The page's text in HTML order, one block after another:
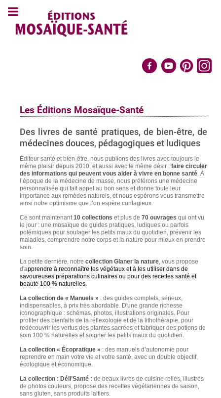
Les Éditions Mosaïque-Santé
Des livres de santé pratiques, de bien-être, de
médecines douces, pédagogiques et ludiques
Éditeur santé et bien-être, nous publions des livres avec toujours le
même plaisir depuis 2010, et aussi avec le même désir : faire circuler
des informations qui peuvent vous aider à vivre en bonne santé. À
l’époque de la médecine de masse, nous préférons une médecine
personnalisée qui fait appel au bon sens et donne toute leur
importance aux remèdes naturels, et nous espérons vous transmettre
ainsi notre optimisme que l’on espère contagieux.
Ce sont maintenant10 collections et plus de 70 ouvrages qui ont vu
le jour : une mosaïque de guides pratiques, ludiques ou parfois
polémiques pour soulager les petits maux du quotidien, prévenir les
maladies, comprendre notre corps et la nature pour mieux en prendre
soin.
La petite dernière, notre collection Glaner la nature, vous propose
d'apprendre à reconnaître les végétaux et à les utiliser dans de
savoureuses préparations culinaires ou pour des recettes santé et
beauté 100 % naturelles.
La collection de « Manuels » : des guides complets, sérieux,
indispensables, à prix très abordable. D'une grande richesse
iconographique : schémas, photos, illustrations originales. Pour
profiter des bienfaits de la réflexologie et de la lithothérapie, pour
redécouvrir les vertus des plantes sacrées et fabriquer des potions de
soin 100 % naturelles et soigner les petits maux du quotidien.
La collection « Écopratique » : des manuels d’autonomie pour
reprendre en main votre vie et votre santé, avec un double objectif,
écologique et économique.
La collection : Déli’Santé : de beaux livres de cuisine reliés, illustrés
de photos couleurs, propose des recettes végétariennes de saison,
sans gluten, sans produits laitiers.